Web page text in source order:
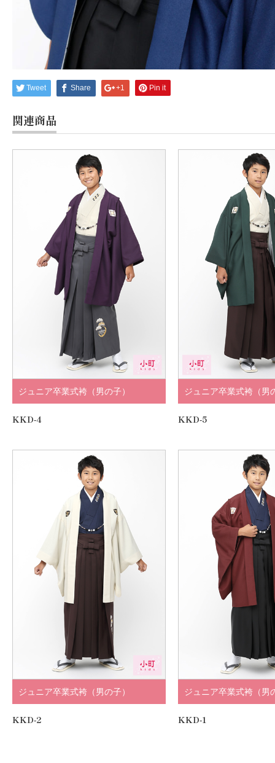
Tweet Share +1 Pin it
関連商品
ジュニア卒業式袴（男の子）
KKD-4
ジュニア卒業式袴（男
KKD-5
ジュニア卒業式袴（男の子）
KKD-2
ジュニア卒業式袴（男
KKD-1